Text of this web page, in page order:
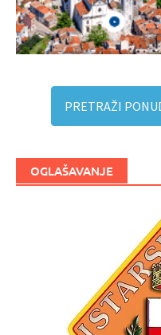
PRETRAŽI
OGLAŠAVANJE